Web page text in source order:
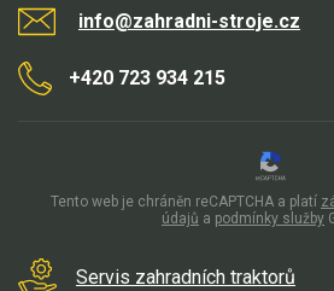
Náhradní díly pro motorové pily
Zahradní traktory
Řetězové pily
info@zahradni-stroje.cz
+420 723 934 215
Servis zahradních traktorů
Tento web je chráněn reCAPTCHA a platí
údajů a podmínky služby